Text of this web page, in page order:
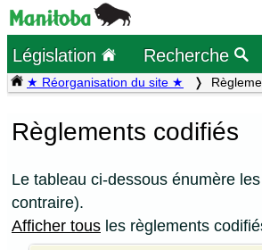
Législation Recherche
★ Réorganisation du site ★
Règlements codifiés
Le tableau ci-dessous énumère
contraire).
Afficher tous les règlements